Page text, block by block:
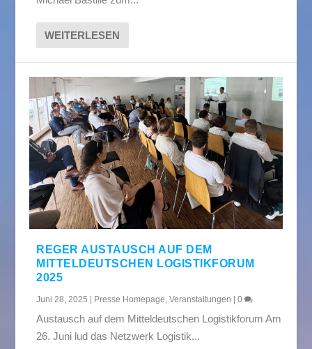
WEITERLESEN
REGER AUSTAUSCH AUF DEM
MITTELDEUTSCHEN LOGISTIKFORUM
2025
Juni 28, 2025 Presse Homepage,Veranstaltungen |0
Austausch auf dem Mitteldeutschen Logistikforum Am
26. Juni lud das Netzwerk Logistik...